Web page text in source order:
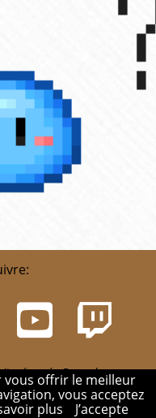
réservés. Pour plus
la page Infos.
-Mon compte
vous offrir le meilleur
vous acceptez
plus J’accepte